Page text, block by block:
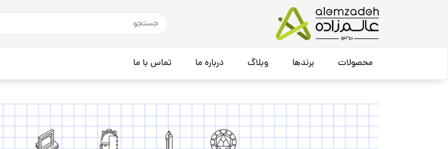
محصولات برندها وبلاگ درباره ما تماس با ما